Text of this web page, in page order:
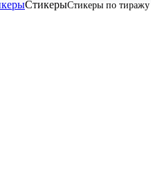
СтикерыСтикеры по тиражу